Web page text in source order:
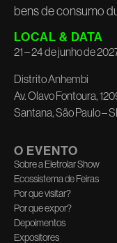
bens de consumo
LOCAL & DATA
21 – 24 de junho de 2027
Distrito Anhembi
Av. Olavo Fontoura,
Santana, São Paulo –
O EVENTO
Sobre a Eletrolar Show
Ecossistema de Feiras
Por que visitar?
Por que expor?
Depoimentos
Expositores